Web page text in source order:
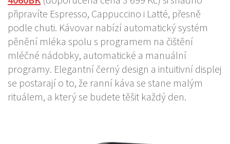
připravíte Espresso, Cappuccino i Latté, přesně
podle chuti. Kávovar nabízí automatický systém
pěnění mléka spolu s programem na čištění
mléčné nádobky, automatické a manuální
programy. Elegantní černý design a intuitivní displej
se postarají o to, že ranní káva se stane malým
rituálem, a který se budete těšit každý den.